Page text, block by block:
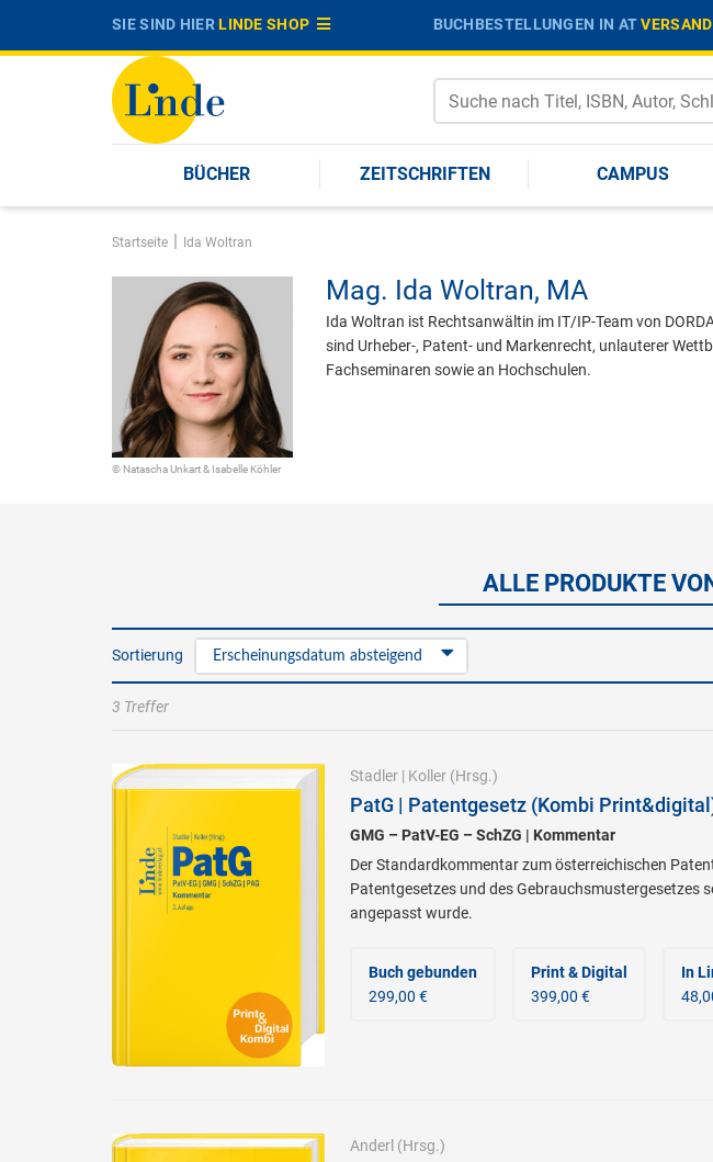
SIE SIND HIERLINDE SHOP BUCHBESTELLUNGEN IN AT
BÜCHER ZEITSCHRIFTEN CAMPUS
Startseite | Ida Woltran
© Natascha Unkart & Isabelle Köhler
Mag. Ida Woltran, MA
Ida Woltran ist Rechtsanwältin im IT/IP-Team von
sind Urheber-, Patent- und Markenrecht, unlauterer
Fachseminaren sowie an Hochschulen.
ALLE PRODUKTE
Sortierung Erscheinungsdatum absteigend
3 Treffer
Stadler| Koller(Hrsg.)
PatG | Patentgesetz (Kombi
GMG – PatV-EG – SchZG | Kommentar
Der Standardkommentar zum österreichischen
Patentgesetzes und des Gebrauchsmustergesetzes
angepasst wurde.
Buch gebunden
299,00 €
Print & Digital
399,00 €
In
Anderl (Hrsg.)